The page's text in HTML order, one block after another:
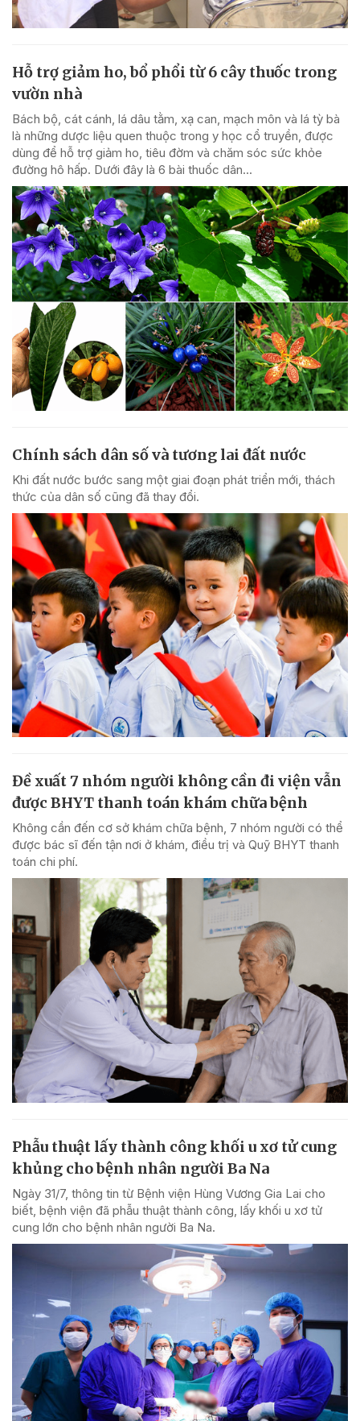
Hỗ trợ giảm ho, bổ phổi từ 6 cây thuốc trong
vườn nhà
Bách bộ, cát cánh, lá dâu tằm, xạ can, mạch môn và lá tỳ bà
là những dược liệu quen thuộc trong y học cổ truyền, được
dùng để hỗ trợ giảm ho, tiêu đờm và chăm sóc sức khỏe
đường hô hấp. Dưới đây là 6 bài thuốc dân...
Chính sách dân số và tương lai đất nước
Khi đất nước bước sang một giai đoạn phát triển mới, thách
thức của dân số cũng đã thay đổi.
Đề xuất 7 nhóm người không cần đi viện vẫn
được BHYT thanh toán khám chữa bệnh
Không cần đến cơ sở khám chữa bệnh, 7 nhóm người có thể
được bác sĩ đến tận nơi ở khám, điều trị và Quỹ BHYT thanh
toán chi phí.
Phẫu thuật lấy thành công khối u xơ tử cung
khủng cho bệnh nhân người Ba Na
Ngày 31/7, thông tin từ Bệnh viện Hùng Vương Gia Lai cho
biết, bệnh viện đã phẫu thuật thành công, lấy khối u xơ tử
cung lớn cho bệnh nhân người Ba Na.